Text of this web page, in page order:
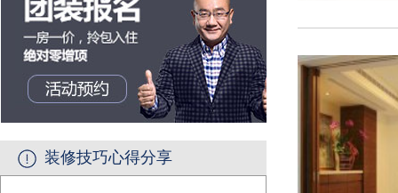
装修技巧心得分享